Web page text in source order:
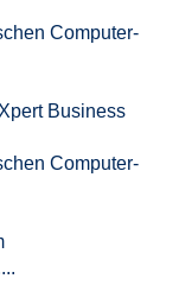
Computer-
Business
Computer-